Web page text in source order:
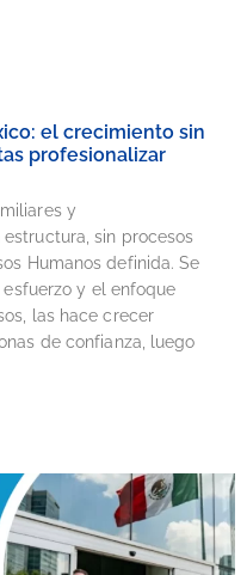
el crecimiento sin
profesionalizar
y
sin procesos
Humanos definida. Se
y el enfoque
las hace crecer
de confianza, luego